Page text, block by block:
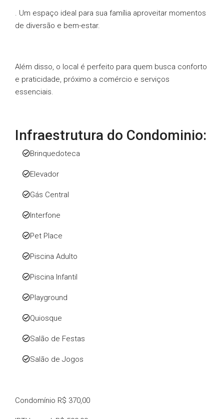
. Um espaço ideal para sua família aproveitar momentos
de diversão e bem-estar.
Além disso, o local é perfeito para quem busca conforto
e praticidade, próximo a comércio e serviços
essenciais.
Infraestrutura do Condominio:
Brinquedoteca
Elevador
Gás Central
Interfone
Pet Place
Piscina Adulto
Piscina Infantil
Playground
Quiosque
Salão de Festas
Salão de Jogos
Condomínio R$ 370,00